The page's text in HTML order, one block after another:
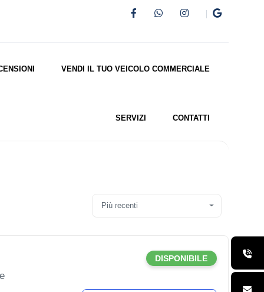
VENDI IL TUO VEICOLO COMMERCIALE
SERVIZI CONTATTI
Più recenti
DISPONIBILE